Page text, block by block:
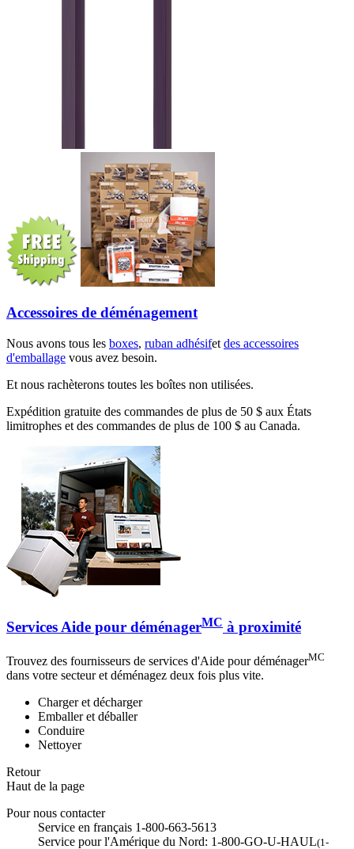
Accessoires de déménagement
Nous avons tous les boxes, ruban adhésifet des accessoires
d'emballage vous avez besoin.
Et nous rachèterons toutes les boîtes non utilisées.
Expédition gratuite des commandes de plus de 50 $ aux États
limitrophes et des commandes de plus de 100 $ au Canada.
Services Aide pour déménagerMC à proximité
Trouvez des fournisseurs de services d'Aide pour déménagerMC
dans votre secteur et déménagez deux fois plus vite.
Charger et décharger
Emballer et déballer
Conduire
Nettoyer
Retour
Haut de la page
Pour nous contacter
Service en français 1-800-663-5613
Service pour l'Amérique du Nord: 1-800-GO-U-HAUL(1-